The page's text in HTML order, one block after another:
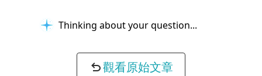
Thinking about your question...
觀看原始文章